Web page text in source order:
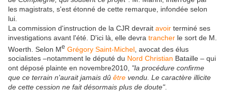
les magistrats, s'est étonné de cette remarque, infondée selon
lui.
La commission d'instruction de la CJR devrait avoir terminé ses
investigations avant l'été. D'ici là, elle devra trancher le sort de M.
Woerth. Selon Me Grégory Saint-Michel , avocat des élus
socialistes –notamment le député du Nord Christian Bataille – qui
ont déposé plainte en novembre2010, "la procédure confirme
que ce terrain n'aurait jamais dû être vendu. Le caractère illicite
de cette cession ne fait désormais plus de doute".